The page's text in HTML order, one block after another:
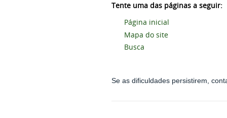
Tente uma das páginas a seguir:
Página inicial
Mapa do site
Busca
Se as dificuldades persistirem,